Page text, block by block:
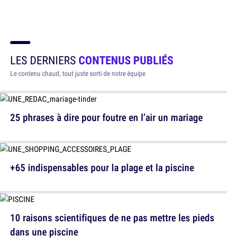
LES DERNIERS CONTENUS PUBLIÉS
Le contenu chaud, tout juste sorti de notre équipe
25 phrases à dire pour foutre en l’air un mariage
10 raisons scientifiques de ne pas mettre les pieds
dans une piscine
+65 indispensables pour la plage et la piscine